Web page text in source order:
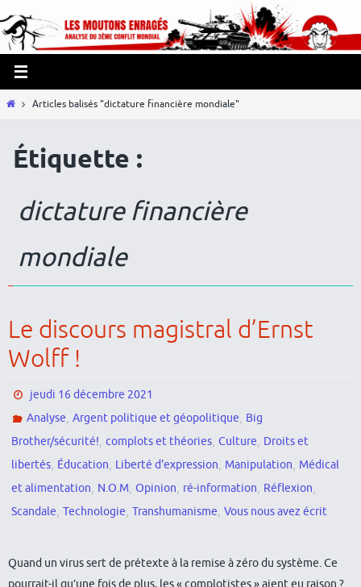
vers
le
contenu
HomeArticles balisés "dictature financière mondiale"
Étiquette :
dictature financière
mondiale
Le discours magistral d’Ernst
Wolff !
jeudi 16 décembre 2021
Analyse,Argent politique et géopolitique, Big
Brother/sécurité!, complots et théories, Culture, Droits et
libertés, Éducation, Liberté d'expression, Manipulation, Médical
et alimentation, N.O.M, Opinion, ré-information, Réflexion,
Scandale, Technologie, Transhumanisme, Vous nous avez écrit
Quand un virus sert de prétexte à la remise à zéro du système. Ce
pourrait-il qu’une fois de plus, les « complotistes » aient eu raison ?